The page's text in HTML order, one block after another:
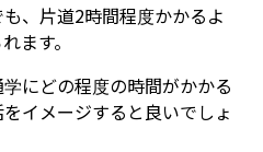
、片道2時間程度かかるよ
ます。
にどの程度の時間がかかる
イメージすると良いでしょ